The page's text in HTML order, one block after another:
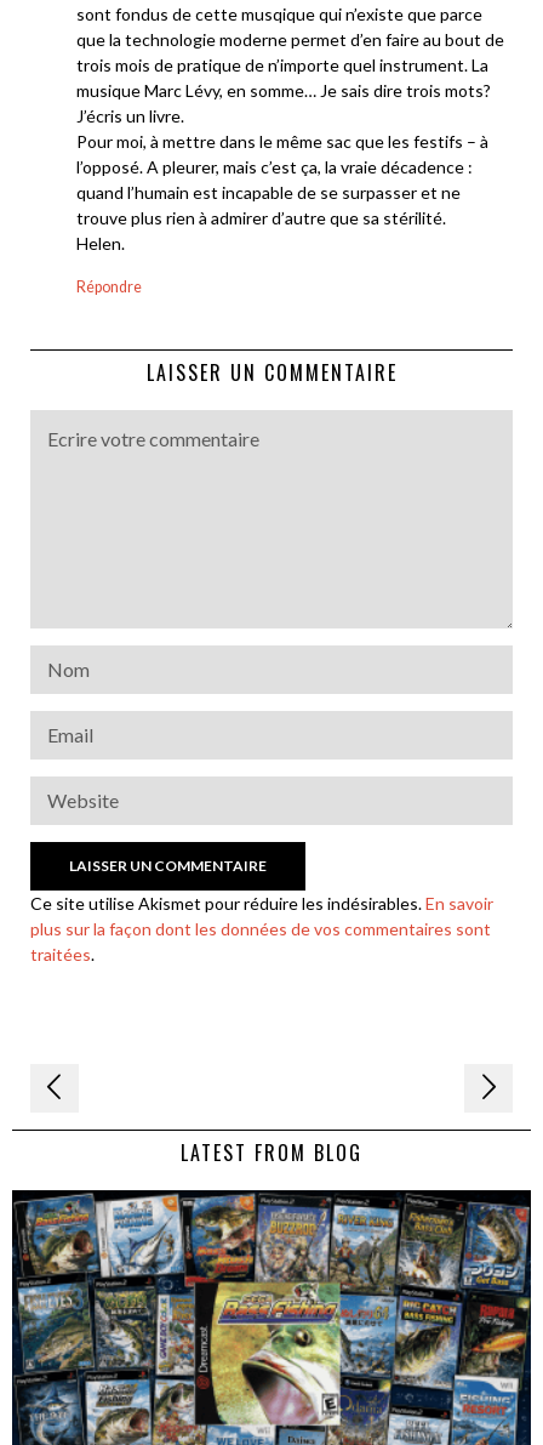
sont fondus de cette musqique qui n’existe que parce
que la technologie moderne permet d’en faire au bout de
trois mois de pratique de n’importe quel instrument. La
musique Marc Lévy, en somme… Je sais dire trois mots?
J’écris un livre.
Pour moi, à mettre dans le même sac que les festifs – à
l’opposé. A pleurer, mais c’est ça, la vraie décadence :
quand l’humain est incapable de se surpasser et ne
trouve plus rien à admirer d’autre que sa stérilité.
Helen.
Répondre
LAISSER UN COMMENTAIRE
Ce site utilise Akismet pour réduire les indésirables.En savoir
plus sur la façon dont les données de vos commentaires sont
traitées.
Navigation
de LATEST FROM BLOG